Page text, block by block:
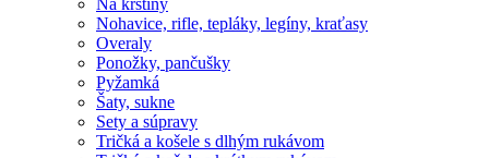
Na krstiny
Nohavice, rifle, tepláky, legíny, kraťasy
Overaly
Ponožky, pančušky
Pyžamká
Šaty, sukne
Sety a súpravy
Tričká a košele s dlhým rukávom